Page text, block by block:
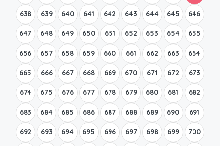
638 639 640 641 642 643 644 645 646
647 648 649 650 651 652 653 654 655
656 657 658 659 660 661 662 663 664
665 666 667 668 669 670 671 672 673
674 675 676 677 678 679 680 681 682
683 684 685 686 687 688 689 690 691
692 693 694 695 696 697 698 699 700